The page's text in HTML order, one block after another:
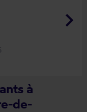
keyboard_arrow_right
à
de-